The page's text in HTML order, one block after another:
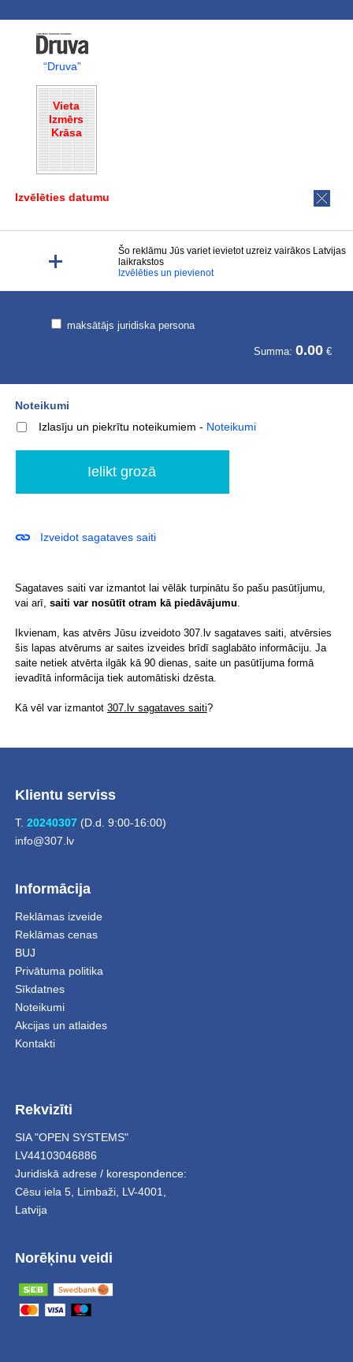
“Druva”
Vieta
Izmērs
Krāsa
Izvēlēties datumu
Šo reklāmu Jūs variet ievietot uzreiz vairākos Latvijas
laikrakstos
Izvēlēties un pievienot
maksātājs juridiska persona
Summa: 0.00€
Noteikumi
Izlasīju un piekrītu noteikumiem - Noteikumi
Izveidot sagataves saiti
Sagataves saiti var izmantot lai vēlāk turpinātu šo pašu pasūtījumu,
vai arī, saiti var nosūtīt otram kā piedāvājumu
Ikvienam, kas atvērs Jūsu izveidoto 307.lv sagataves saiti, atvērsies
šis lapas atvērums ar saites izveides brīdī saglabāto informāciju. Ja
saite netiek atvērta ilgāk kā 90 dienas, saite un pasūtījuma formā
ievadītā informācija tiek automātiski dzēsta.
Kā vēl var izmantot 307.lv sagataves saiti?
Klientu serviss
T. 20240307(D.d. 9:00-16:00)
info@307.lv
Informācija
Reklāmas izveide
Reklāmas cenas
BUJ
Privātuma politika
Sīkdatnes
Noteikumi
Akcijas un atlaides
Kontakti
Rekvizīti
SIA "OPEN SYSTEMS"
LV44103046886
Juridiskā adrese / korespondence:
Cēsu iela 5, Limbaži, LV-4001,
Latvija
Norēķinu veidi